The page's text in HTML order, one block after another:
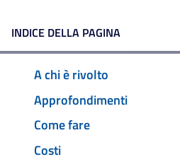
INDICE DELLA PAGINA
A chi è rivolto
Approfondimenti
Come fare
Costi